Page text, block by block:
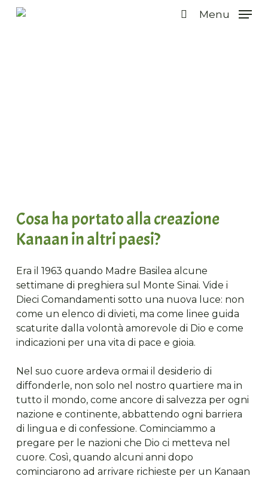
Menu
Cosa ha portato alla creazione
Kanaan in altri paesi?
Era il 1963 quando Madre Basilea alcune
settimane di preghiera sul Monte Sinai. Vide i
Dieci Comandamenti sotto una nuova luce: non
come un elenco di divieti, ma come linee guida
scaturite dalla volontà amorevole di Dio e come
indicazioni per una vita di pace e gioia.
Nel suo cuore ardeva ormai il desiderio di
diffonderle, non solo nel nostro quartiere ma in
tutto il mondo, come ancore di salvezza per ogni
nazione e continente, abbattendo ogni barriera
di lingua e di confessione. Cominciammo a
pregare per le nazioni che Dio ci metteva nel
cuore. Così, quando alcuni anni dopo
cominciarono ad arrivare richieste per un Kanaan